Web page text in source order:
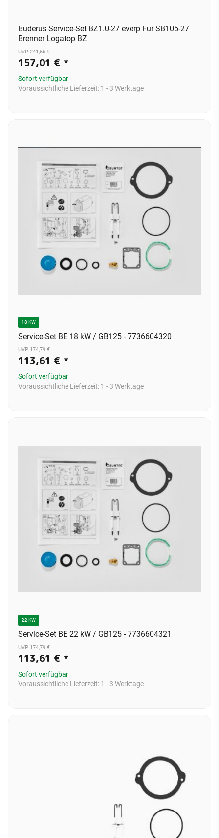
Buderus Service-Set BZ1.0-27 everp Für SB105-27
Brenner Logatop BZ
UVP 241,55 €
157,01 € *
Sofort verfügbar
Voraussichtliche Lieferzeit: 1 - 3 Werktage
18 KW
Service-Set BE 18 kW / GB125 - 7736604320
UVP 174,79 €
113,61 € *
Sofort verfügbar
Voraussichtliche Lieferzeit: 1 - 3 Werktage
22 KW
Service-Set BE 22 kW / GB125 - 7736604321
UVP 174,79 €
113,61 € *
Sofort verfügbar
Voraussichtliche Lieferzeit: 1 - 3 Werktage